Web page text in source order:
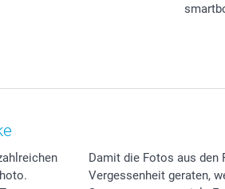
Damit die Fotos aus den
Vergessenheit geraten,